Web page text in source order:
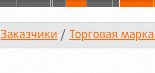
Заказчики/ Торговая